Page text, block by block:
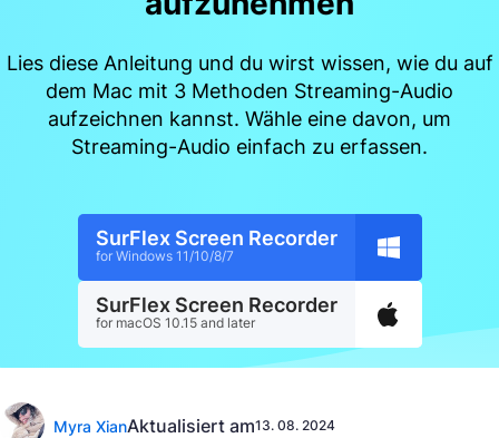
Lies diese Anleitung und du wirst wissen, wie du auf
dem Mac mit 3 Methoden Streaming-Audio
aufzeichnen kannst. Wähle eine davon, um
Streaming-Audio einfach zu erfassen.
SurFlex Screen Recorder
for Windows 11/10/8/7
SurFlex Screen Recorder
for macOS 10.15 and later
Myra XianAktualisiert am13. 08. 2024